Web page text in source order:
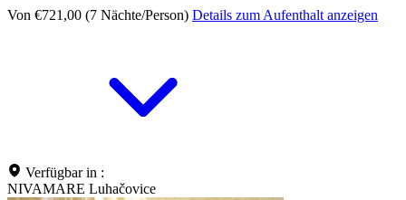
Von €721,00 (7 Nächte/Person) Details zum Aufenthalt anzeigen
Verfügbar in :
NIVAMARE Luhačovice